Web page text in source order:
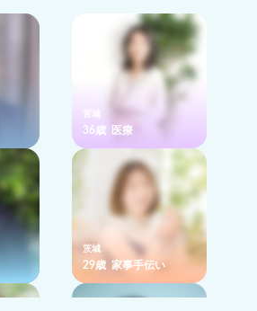
宮城
36歳 医療
茨城
29歳 家事手伝い